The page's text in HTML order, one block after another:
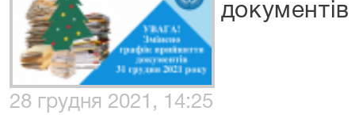
28 грудня 2021, 14:25